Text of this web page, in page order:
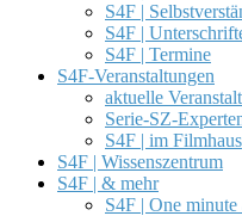
S4F |
S4F |
S4F | Termine
S4F-Veranstaltungen
aktuelle
Serie-SZ-
S4F | im Filmhaus
S4F | Wissenszentrum
S4F | & mehr
S4F | One minute